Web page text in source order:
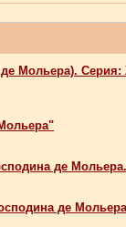
Мольера).
де
де